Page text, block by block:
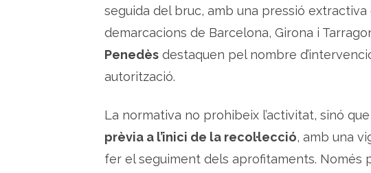
d
e
l
n
e
r
c
seguida del bruc, amb una pressió
demarcacions de Barcelona, Girona i
Penedès destaquen pel nombre
autorització.
La normativa no prohibeix l’activitat, sinó
prèvia a l’inici de la recol·lecció, amb una
fer el seguiment dels aprofitaments. Només